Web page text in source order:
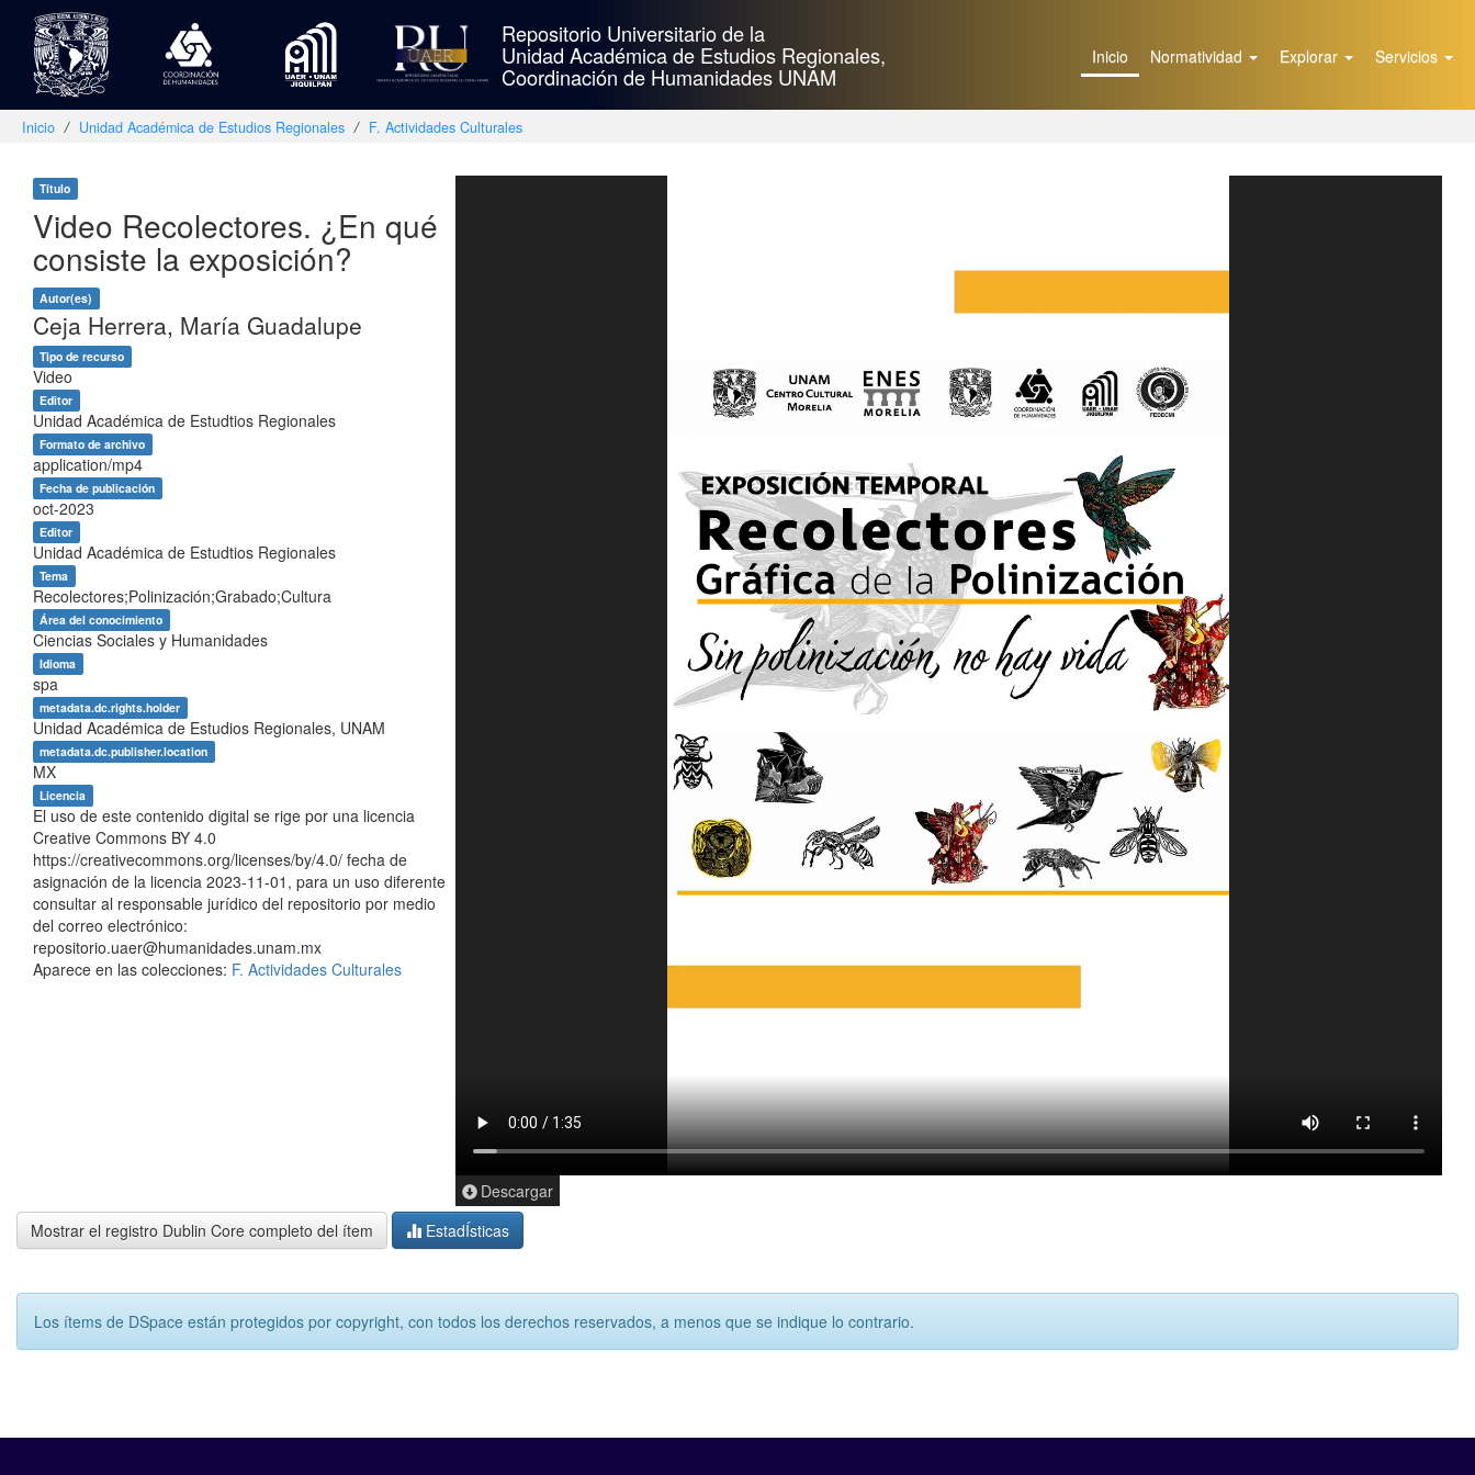
navigation
Repositorio Universitario de la
Unidad Académica de Estudios Regionales,
Coordinación de Humanidades UNAM
Inicio Normatividad Explorar Servicios
Inicio Unidad Académica de Estudios Regionales F. Actividades Culturales
Descargar
Título
Video Recolectores. ¿En qué
consiste la exposición?
Autor(es)
Ceja Herrera, María Guadalupe
Tipo de recurso
Video
Editor
Unidad Académica de Estudtios Regionales
Formato de archivo
application/mp4
Fecha de publicación
oct-2023
Editor
Unidad Académica de Estudtios Regionales
Tema
Recolectores;Polinización;Grabado;Cultura
Área del conocimiento
Ciencias Sociales y Humanidades
Idioma
spa
metadata.dc.rights.holder
Unidad Académica de Estudios Regionales, UNAM
metadata.dc.publisher.location
MX
Licencia
El uso de este contenido digital se rige por una licencia
Creative Commons BY 4.0
https://creativecommons.org/licenses/by/4.0/ fecha de
asignación de la licencia 2023-11-01, para un uso diferente
consultar al responsable jurídico del repositorio por medio
del correo electrónico:
repositorio.uaer@humanidades.unam.mx
Aparece en las colecciones: F. Actividades Culturales
Mostrar el registro Dublin Core completo del ítem EstadÍsticas
Los ítems de DSpace están protegidos por copyright, con todos los derechos reservados, a menos que se indique lo contrario.